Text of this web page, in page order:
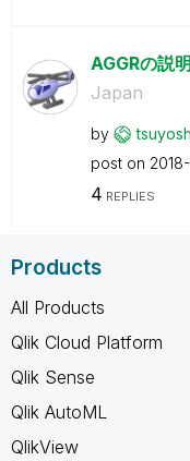
AGGRの説
Japan
by
post on
4 REPLIES
Products
All Products
Qlik Cloud Platform
Qlik Sense
Qlik AutoML
QlikView